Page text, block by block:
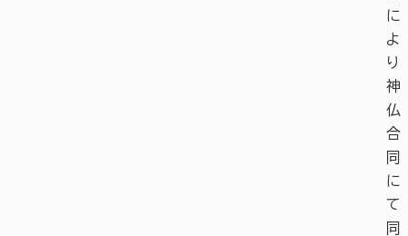
に
よ
り
神
仏
合
同
に
て
同